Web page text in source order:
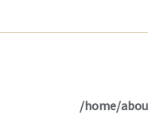
/home/